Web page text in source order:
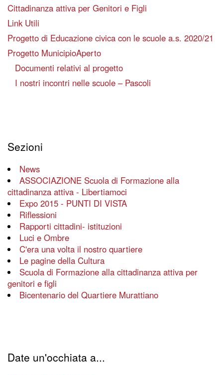
Cittadinanza attiva per Genitori e Figli
Link Utili
Progetto di Educazione civica con le scuole a.s. 2020/21
Progetto MunicipioAperto
Documenti relativi al progetto
I nostri incontri nelle scuole – Pascoli
Sezioni
News
ASSOCIAZIONE Scuola di Formazione alla
cittadinanza attiva - Libertiamoci
Expo 2015 - PUNTI DI VISTA
Riflessioni
Rapporti cittadini- istituzioni
Luci e Ombre
C'era una volta il nostro quartiere
Le pagine della Cultura
Scuola di Formazione alla cittadinanza attiva per
genitori e figli
Bicentenario del Quartiere Murattiano
Date un'occhiata a...